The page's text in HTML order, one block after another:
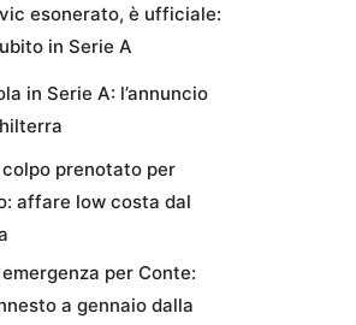
esonerato, è ufficiale:
in Serie A
in Serie A: l’annuncio
colpo prenotato per
affare low costa dal
per Conte:
a gennaio dalla